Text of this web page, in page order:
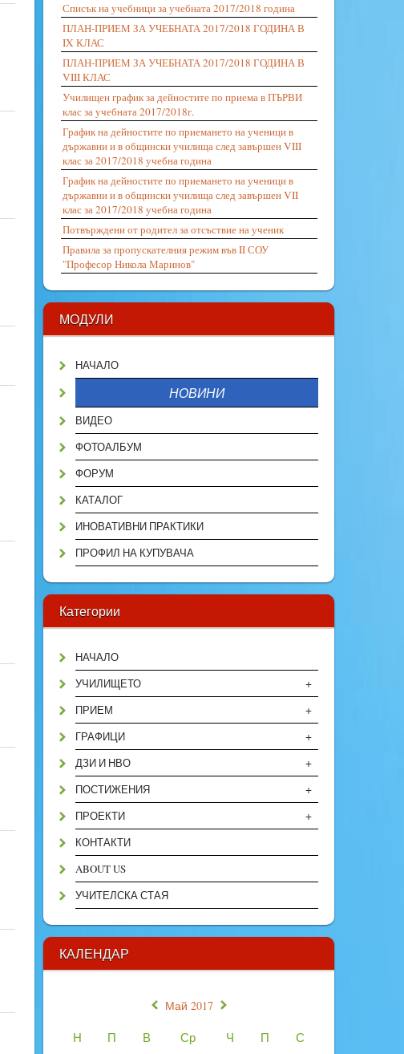
Списък на учебници за учебната 2017/2018 година
ПЛАН-ПРИЕМ ЗА УЧЕБНАТА 2017/2018 ГОДИНА В
IX КЛАС
ПЛАН-ПРИЕМ ЗА УЧЕБНАТА 2017/2018 ГОДИНА В
VIII КЛАС
Училищен график за дейностите по приема в ПЪРВИ
клас за учебната 2017/2018г.
График на дейностите по приемането на ученици в
държавни и в общински училища след завършен VIII
клас за 2017/2018 учебна година
График на дейностите по приемането на ученици в
държавни и в общински училища след завършен VII
клас за 2017/2018 учебна година
Потвърждени от родител за отсъствие на ученик
Правила за пропускателния режим във II СОУ
"Професор Никола Маринов"
МОДУЛИ
НАЧАЛО
НОВИНИ
ВИДЕО
ФОТОАЛБУМ
ФОРУМ
КАТАЛОГ
ИНОВАТИВНИ ПРАКТИКИ
ПРОФИЛ НА КУПУВАЧА
Категории
НАЧАЛО
+
УЧИЛИЩЕТО
+
ПРИЕМ
+
ГРАФИЦИ
+
ДЗИ И НВО
+
ПОСТИЖЕНИЯ
+
ПРОЕКТИ
КОНТАКТИ
ABOUT US
УЧИТЕЛСКА СТАЯ
КАЛЕНДАР
« Май 2017 »
Н П В Ср Ч П С